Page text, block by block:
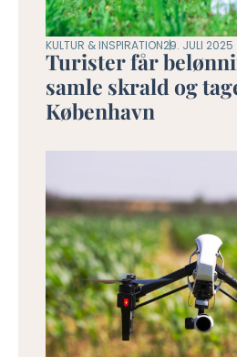
KULTUR & INSPIRATION29. JULI 2025
Turister får
samle skrald og
København